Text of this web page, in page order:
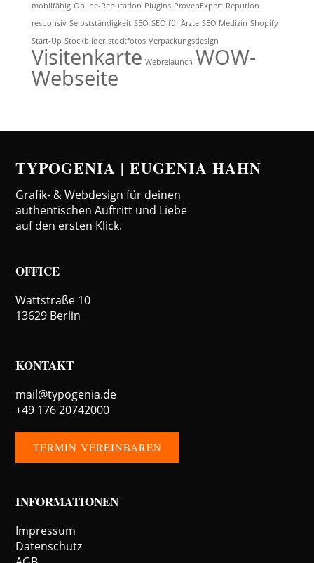
mobilfähig Online-Reputation Plugins ProvenExpert Repution
responsiv Selbstständigkeit SEO SEO für Ärzte SEO Medizin Shopify
Start-Up Stockbilder stockfotos Verpackungsdesign
Visitenkarte Webrelaunch WOW-
Webseite
TYPOGENIA | EUGENIA HAHN
Grafik- & Webdesign für deinen
authentischen Auftritt und Liebe
auf den ersten Klick.
OFFICE
Wattstraße 10
13629 Berlin
KONTAKT
mail@typogenia.de
+49 176 20742000
TERMIN VEREINBAREN
INFORMATIONEN
Impressum
Datenschutz